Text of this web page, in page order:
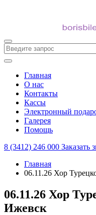
Главная
О нас
Контакты
Кассы
Электронный
Галерея
Помощь
8 (3412) 246 000 Заказать
Главная
06.11.26 Хор
06.11.26 Хор
Ижевск